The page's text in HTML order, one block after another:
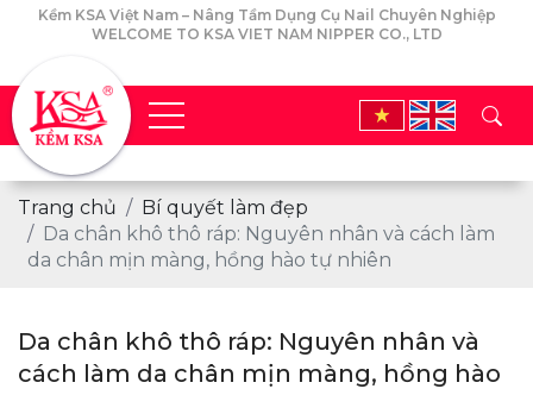
Kềm KSA Việt Nam – Nâng Tầm Dụng Cụ Nail Chuyên Nghiệp
WELCOME TO KSA VIET NAM NIPPER CO., LTD
Trang chủ
Bí quyết làm đẹp
Da chân khô thô ráp: Nguyên nhân và cách làm
da chân mịn màng, hồng hào tự nhiên
Da chân khô thô ráp: Nguyên nhân và
cách làm da chân mịn màng, hồng hào